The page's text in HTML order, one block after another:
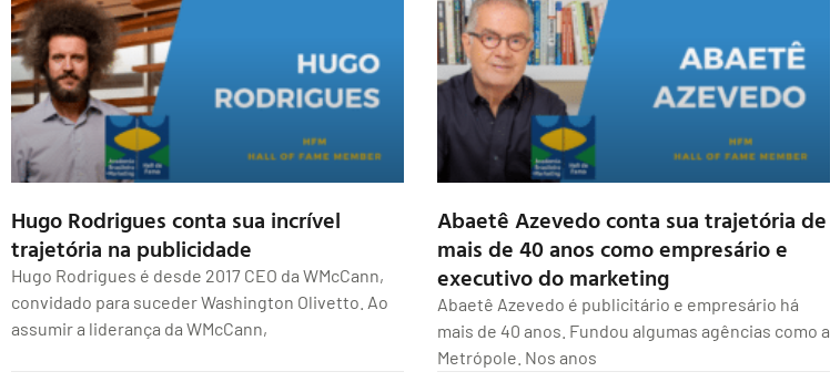
Hugo Rodrigues conta sua incrível
trajetória na publicidade
Hugo Rodrigues é desde 2017 CEO da WMcCann,
convidado para suceder Washington Olivetto. Ao
assumir a liderança da WMcCann,
Abaetê Azevedo conta sua trajetória de
mais de 40 anos como empresário e
executivo do marketing
Abaetê Azevedo é publicitário e empresário há
mais de 40 anos. Fundou algumas agências como a
Metrópole. Nos anos